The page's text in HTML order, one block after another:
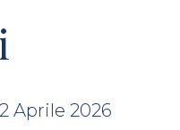
Aprile 2026